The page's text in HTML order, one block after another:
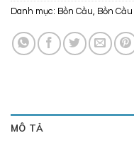
Danh mục: Bồn Cầu, Bồn
MÔ TẢ